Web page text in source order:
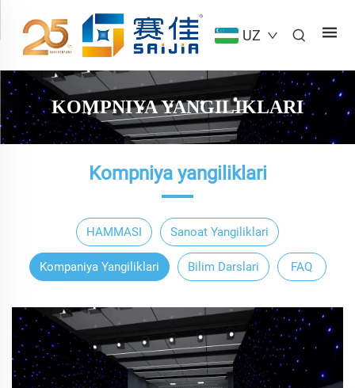
UZ
KOMPNIYA YANGILIKLARI
Kompniya yangiliklari
HAMMASI Sanoat Yangiliklari
Kompaniya Yangiliklari Bilim Darslari FAQ